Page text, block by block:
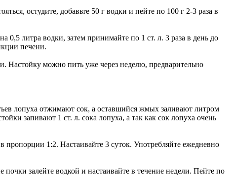
остудите, добавьте 50 г водки и пейте по 100 г 2-3 раза в
0,5 литра водки, затем принимайте по 1 ст. л. 3 раза в день до
печени.
Настойку можно пить уже через неделю, предварительно
лопуха отжимают сок, а оставшийся жмых заливают литром
запивают 1 ст. л. сока лопуха, а так как сок лопуха очень
пропорции 1:2. Настаивайте 3 суток. Употребляйте ежедневно
залейте водкой и настаивайте в течение недели. Пейте по